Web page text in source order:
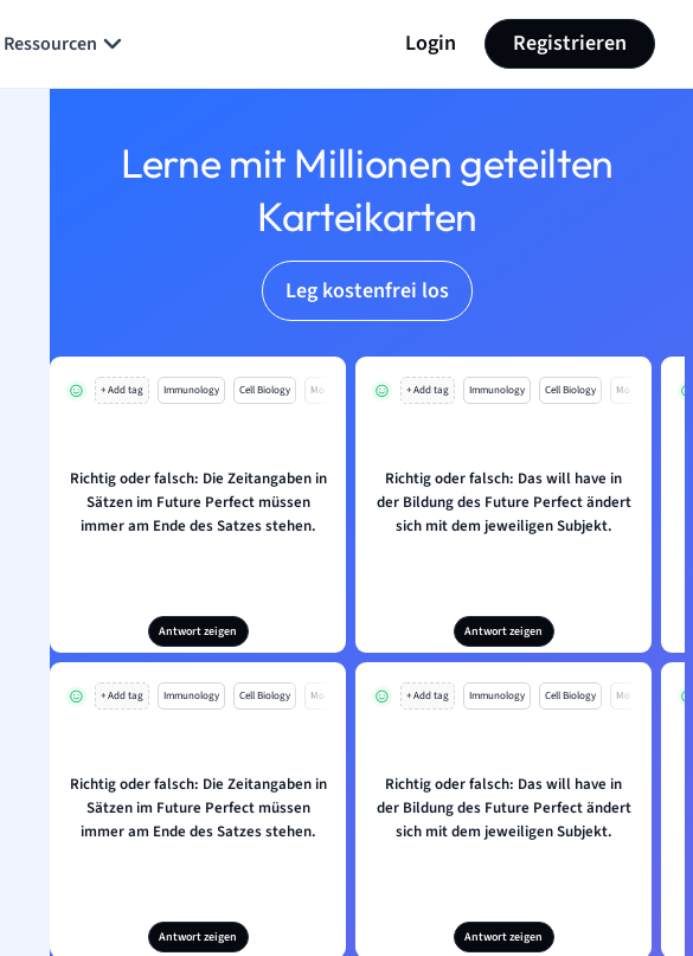
Ressourcen Login Registrieren
Lerne mit Millionen geteilten
Karteikarten
Leg kostenfrei los
+ Add tag Immunology Cell Biology Mo
Richtig oder falsch: Die Zeitangaben in
Sätzen im Future Perfect müssen
immer am Ende des Satzes stehen.
Antwort zeigen
+ Add tag Immunology Cell Biology Mo
Richtig oder falsch: Das will have in
der Bildung des Future Perfect ändert
sich mit dem jeweiligen Subjekt.
Antwort zeigen
+ Add tag Immunology Cell Biology Mo
Richtig oder falsch: Die Zeitangaben in
Sätzen im Future Perfect müssen
immer am Ende des Satzes stehen.
Antwort zeigen
+ Add tag Immunology Cell Biology Mo
Richtig oder falsch: Das will have in
der Bildung des Future Perfect ändert
sich mit dem jeweiligen Subjekt.
Antwort zeigen